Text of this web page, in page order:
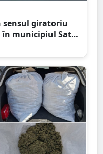
sensul giratoriu
în municipiul Satu
producerii